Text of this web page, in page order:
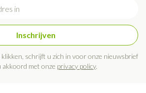
Inschrijven
schrijft u zich in voor onze nieuwsbrief
akkoord met onze privacy policy.